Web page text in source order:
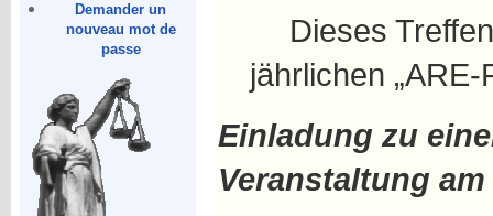
Demander un
nouveau mot de
passe
Dieses
jährlichen
Einladung zu
Veranstaltung